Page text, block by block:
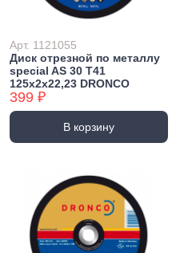
Арт. 1121055
Диск отрезной по металлу
special AS 30 T41
125х2х22,23 DRONCO
399 ₽
В корзину